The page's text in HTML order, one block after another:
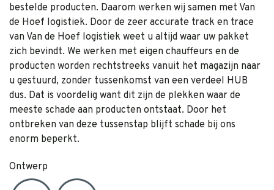
bestelde producten. Daarom werken wij samen met Van
de Hoef logistiek. Door de zeer accurate track en trace
van Van de Hoef logistiek weet u altijd waar uw pakket
zich bevindt. We werken met eigen chauffeurs en de
producten worden rechtstreeks vanuit het magazijn naar
u gestuurd, zonder tussenkomst van een verdeel HUB
dus. Dat is voordelig want dit zijn de plekken waar de
meeste schade aan producten ontstaat. Door het
ontbreken van deze tussenstap blijft schade bij ons
enorm beperkt.
Ontwerp